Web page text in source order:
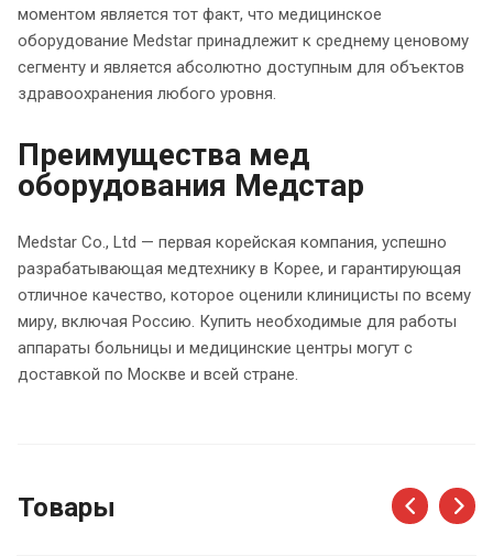
моментом является тот факт, что медицинское
оборудование Medstar принадлежит к среднему ценовому
сегменту и является абсолютно доступным для объектов
здравоохранения любого уровня.
Преимущества мед
оборудования Медстар
Medstar Co., Ltd — первая корейская компания, успешно
разрабатывающая медтехнику в Корее, и гарантирующая
отличное качество, которое оценили клиницисты по всему
миру, включая Россию. Купить необходимые для работы
аппараты больницы и медицинские центры могут с
доставкой по Москве и всей стране.
Товары